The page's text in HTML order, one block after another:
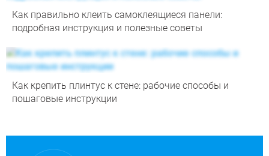
Как правильно клеить самоклеящиеся панели:
подробная инструкция и полезные советы
Как крепить плинтус к стене: рабочие способы и
пошаговые инструкции